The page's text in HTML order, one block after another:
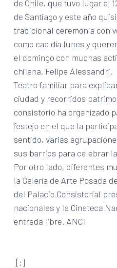
de Chile, que tuvo lugar el
de Santiago y este año
tradicional ceremonia con
como cae día lunes y
el domingo con muchas
chilena, Felipe Alessandri.
Teatro familiar para
ciudad y recorridos
consistorio ha organizado
festejo en el que la
sentido, varias
sus barrios para celebrar
Por otro lado, diferentes
la Galería de Arte Posada
del Palacio Consistorial
nacionales y la Cineteca
entrada libre. ANCI
[:]